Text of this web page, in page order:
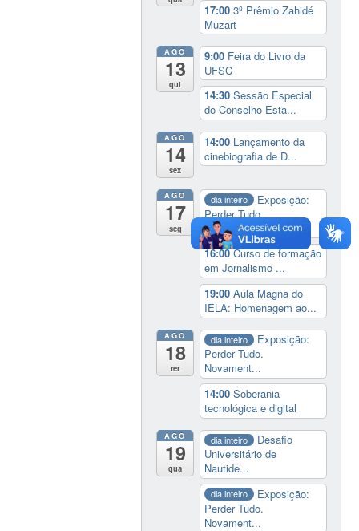
17:003º Prêmio Zahidé
Muzart
AGO
13
qui
9:00 Feira do Livro da
UFSC
14:30Sessão Especial
do Conselho Esta...
AGO
14
sex
14:00 Lançamento da
cinebiografia de D...
AGO
17
seg
dia inteiro
Exposição:
Perder Tudo.
Novament...
16:00Curso de formação
em Jornalismo ...
19:00Aula Magna do
IELA: Homenagem ao...
AGO
18
ter
dia inteiro
Exposição:
Perder Tudo.
Novament...
14:00Soberania
tecnológica e digital
AGO
19
qua
dia inteiro
Desafio
Universitário de
Nautide...
dia inteiro
Exposição:
Perder Tudo.
Novament...